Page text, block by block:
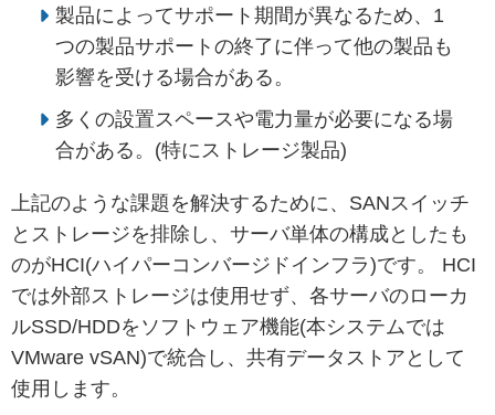
製品によってサポート期間が異なるため、1
つの製品サポートの終了に伴って他の製品も
影響を受ける場合がある。
多くの設置スペースや電力量が必要になる場
合がある。(特にストレージ製品)
上記のような課題を解決するために、SANスイッチ
とストレージを排除し、サーバ単体の構成としたも
のがHCI(ハイパーコンバージドインフラ)です。 HCI
では外部ストレージは使用せず、各サーバのローカ
ルSSD/HDDをソフトウェア機能(本システムでは
VMware vSAN)で統合し、共有データストアとして
使用します。